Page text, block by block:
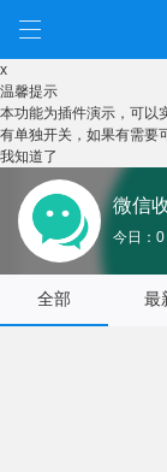
x
温馨提示
本功能为插件演示，可以
有单独开关，如果有需要
我知道了
微信
今日：0
全部 最